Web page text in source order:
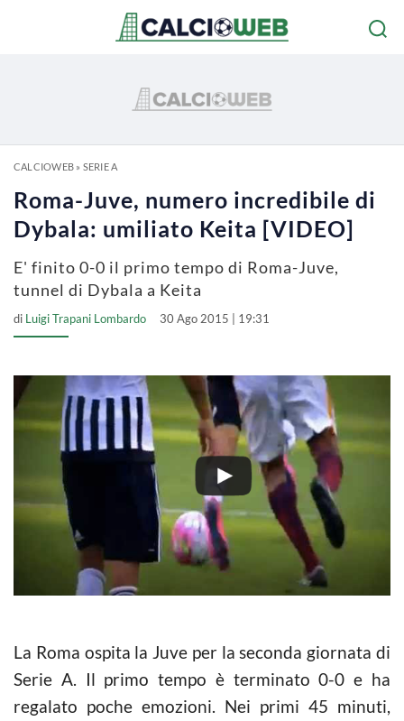
CALCIOWEB» SERIE A
Roma-Juve, numero incredibile di
Dybala: umiliato Keita [VIDEO]
E' finito 0-0 il primo tempo di Roma-Juve,
tunnel di Dybala a Keita
di Luigi Trapani Lombardo 30 Ago 2015 | 19:31
La Roma ospita la Juve per la seconda giornata di
Serie A. Il primo tempo è terminato 0-0 e ha
regalato poche emozioni. Nei primi 45 minuti,